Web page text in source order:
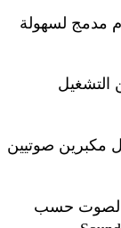
مدمج لسهولة
من التشغيل
مكبرين صوتيين
حسب